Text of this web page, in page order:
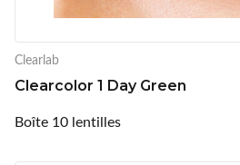
Clearlab
Clearcolor 1 Day Green
Boîte 10 lentilles